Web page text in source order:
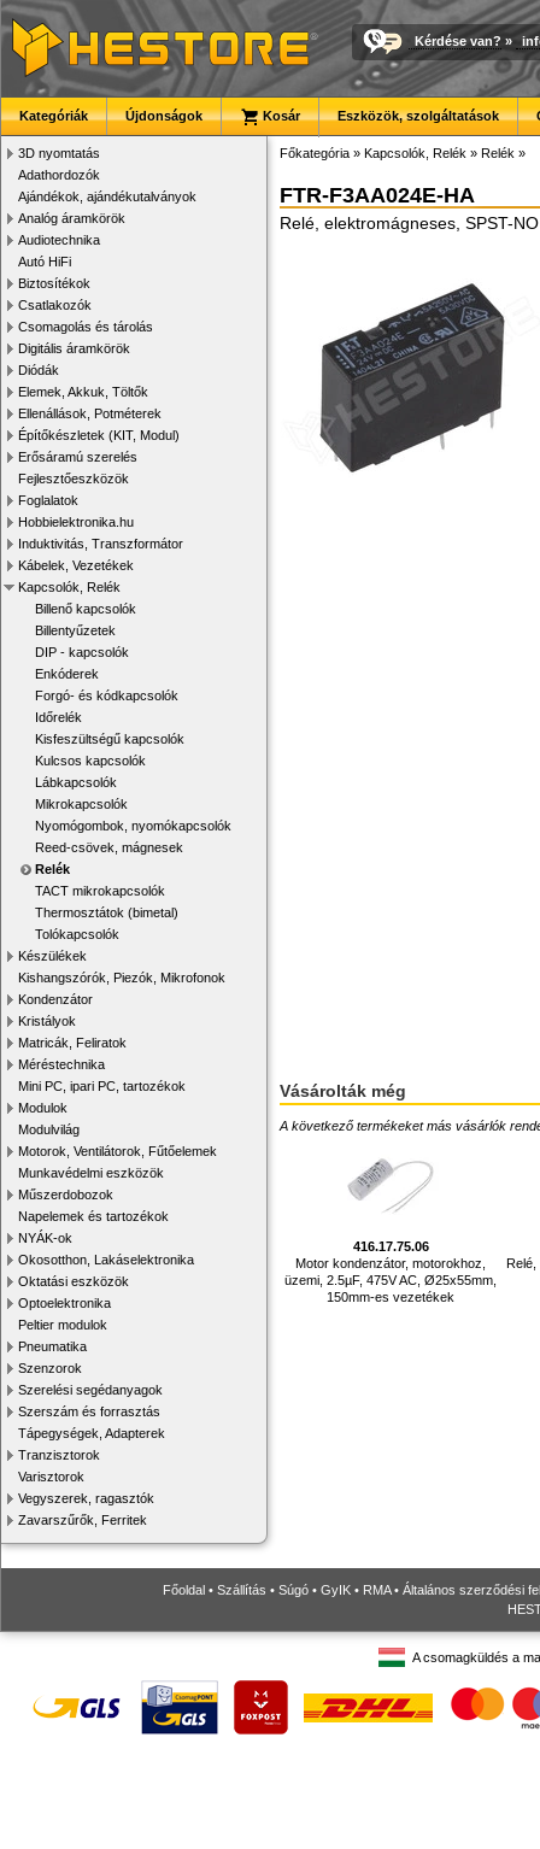
Kérdése van? »
Kategóriák Újdonságok Kosár Eszközök, szolgáltatások
3D nyomtatás
Adathordozók
Ajándékok, ajándékutalványok
Analóg áramkörök
Audiotechnika
Autó HiFi
Biztosítékok
Csatlakozók
Csomagolás és tárolás
Digitális áramkörök
Diódák
Elemek, Akkuk, Töltők
Ellenállások, Potméterek
Építőkészletek (KIT, Modul)
Erősáramú szerelés
Fejlesztőeszközök
Foglalatok
Hobbielektronika.hu
Induktivitás, Transzformátor
Kábelek, Vezetékek
Kapcsolók, Relék
Billenő kapcsolók
Billentyűzetek
DIP - kapcsolók
Enkóderek
Forgó- és kódkapcsolók
Időrelék
Kisfeszültségű kapcsolók
Kulcsos kapcsolók
Lábkapcsolók
Mikrokapcsolók
Nyomógombok, nyomókapcsolók
Reed-csövek, mágnesek
Relék
TACT mikrokapcsolók
Thermosztátok (bimetal)
Tolókapcsolók
Készülékek
Kishangszórók, Piezók, Mikrofonok
Kondenzátor
Kristályok
Matricák, Feliratok
Méréstechnika
Mini PC, ipari PC, tartozékok
Modulok
Modulvilág
Motorok, Ventilátorok, Fűtőelemek
Munkavédelmi eszközök
Műszerdobozok
Napelemek és tartozékok
NYÁK-ok
Okosotthon, Lakáselektronika
Oktatási eszközök
Optoelektronika
Peltier modulok
Pneumatika
Szenzorok
Szerelési segédanyagok
Szerszám és forrasztás
Tápegységek, Adapterek
Tranzisztorok
Varisztorok
Vegyszerek, ragasztók
Zavarszűrők, Ferritek
Főkategória » Kapcsolók, Relék » Relék »
FTR-F3AA024E-HA
Relé, elektromágneses, SPST-
Vásárolták még
A következő termékeket más vásárlók
416.17.75.06
Motor kondenzátor, motorokhoz,
üzemi, 2.5µF, 475V AC, Ø25x55mm,
150mm-es vezetékek
Főoldal • Szállítás • Súgó • GyIK • RMA• Általános szerződési
A csomagküldés a